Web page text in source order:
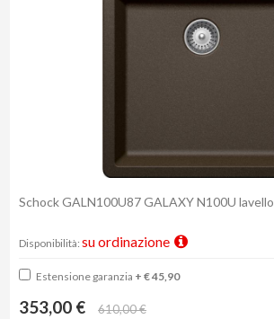
Schock GALN100U87 GALAXY N100U lavello
Disponibilità: su ordinazione
Estensione garanzia + € 45,90
353,00 € 610,00 €